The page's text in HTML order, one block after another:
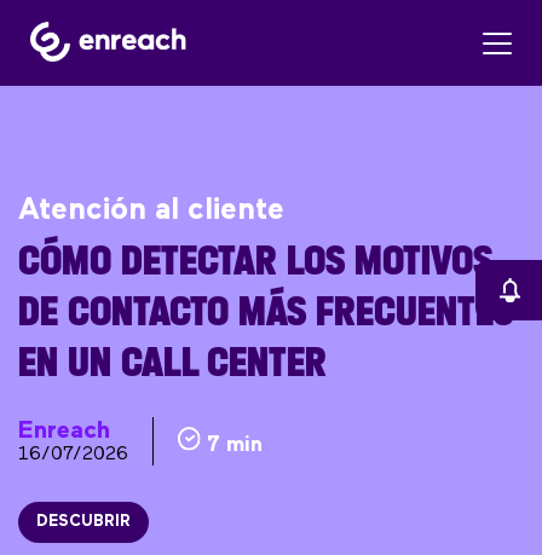
Atención al cliente
CÓMO DETECTAR LOS MOTIVOS
DE CONTACTO MÁS FRECUENTES
EN UN CALL CENTER
Enreach
16/07/2026 7 min
DESCUBRIR